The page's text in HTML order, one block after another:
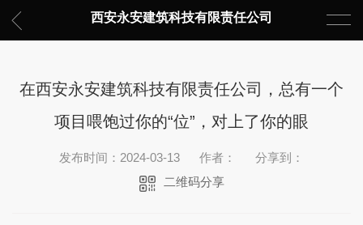
西安永安建筑科技有限责任公司
在西安永安建筑科技有限责任公司，总有一个
项目喂饱过你的“位”，对上了你的眼
发布时间：2024-03-13 作者：
分享到：
二维码分享